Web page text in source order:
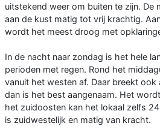
uitstekend weer om buiten te zijn. De
aan de kust matig tot vrij krachtig.
wordt het meest droog met
In de nacht naar zondag is het hele
perioden met regen. Rond het
vanuit het westen af. Daar breekt
dan is het best aangenaam. Het
het zuidoosten kan het lokaal zelfs
is zuidwestelijk en matig van kracht.